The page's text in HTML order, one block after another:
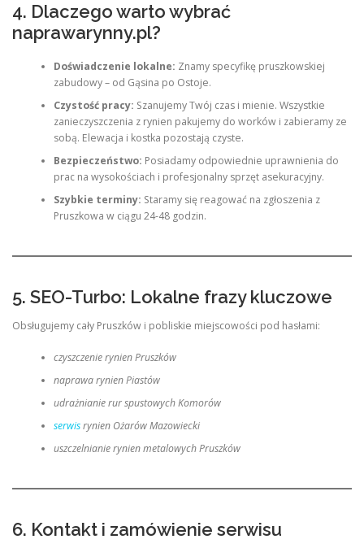
4. Dlaczego warto wybrać
naprawarynny.pl?
Doświadczenie lokalne: Znamy specyfikę pruszkowskiej
zabudowy – od Gąsina po Ostoje.
Czystość pracy: Szanujemy Twój czas i mienie. Wszystkie
zanieczyszczenia z rynien pakujemy do worków i zabieramy ze
sobą. Elewacja i kostka pozostają czyste.
Bezpieczeństwo: Posiadamy odpowiednie uprawnienia do
prac na wysokościach i profesjonalny sprzęt asekuracyjny.
Szybkie terminy: Staramy się reagować na zgłoszenia z
Pruszkowa w ciągu 24-48 godzin.
5. SEO-Turbo: Lokalne frazy kluczowe
Obsługujemy cały Pruszków i pobliskie miejscowości pod hasłami:
czyszczenie rynien Pruszków
naprawa rynien Piastów
udrażnianie rur spustowych Komorów
serwisrynien Ożarów Mazowiecki
uszczelnianie rynien metalowych Pruszków
6. Kontakt i zamówienie serwisu